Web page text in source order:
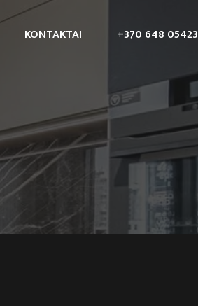
KONTAKTAI +370 648 05423